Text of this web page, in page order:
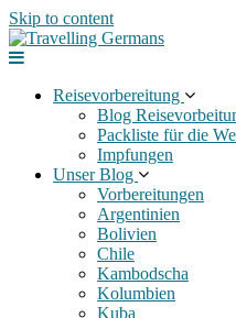
Skip to content
Reisevorbereitung
Blog
Packliste für die
Impfungen
Unser Blog
Vorbereitungen
Argentinien
Bolivien
Chile
Kambodscha
Kolumbien
Kuba